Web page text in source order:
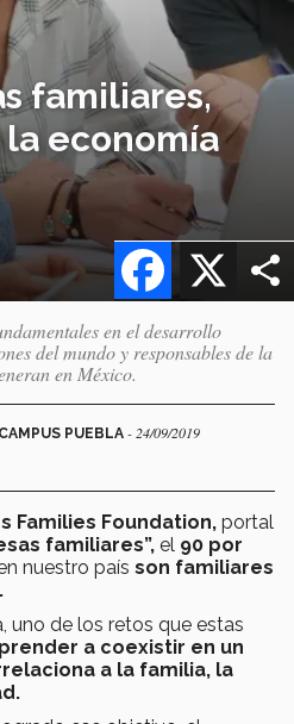
familiares,
la economía
X
Facebook
en el desarrollo
del mundo y responsables de la
en México.
PUEBLA - 24/09/2019
Families Foundation, portal
familiares”, el 90 por
nuestro país son familiares
uno de los retos que estas
a coexistir en un
a la familia, la